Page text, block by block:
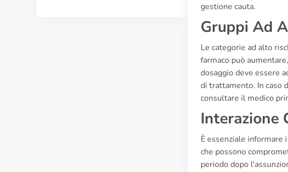
gestione cauta.
Gruppi Ad
Le categorie ad alto
farmaco può
dosaggio deve essere
di trattamento. In caso
consultare il medico
Interazione
È essenziale informare
che possono
periodo dopo